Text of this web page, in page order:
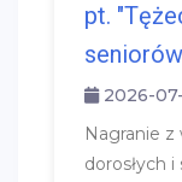
pt.
2026-07-
Nagranie z
dorosłych